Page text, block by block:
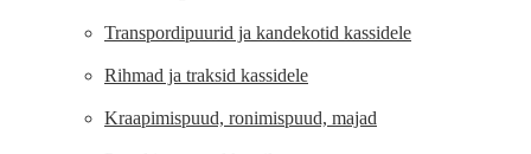
Transpordipuurid ja kandekotid kassidele
Rihmad ja traksid kassidele
Kraapimispuud, ronimispuud, majad